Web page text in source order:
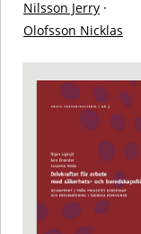
Nilsson Jerry ·
Olofsson Nicklas